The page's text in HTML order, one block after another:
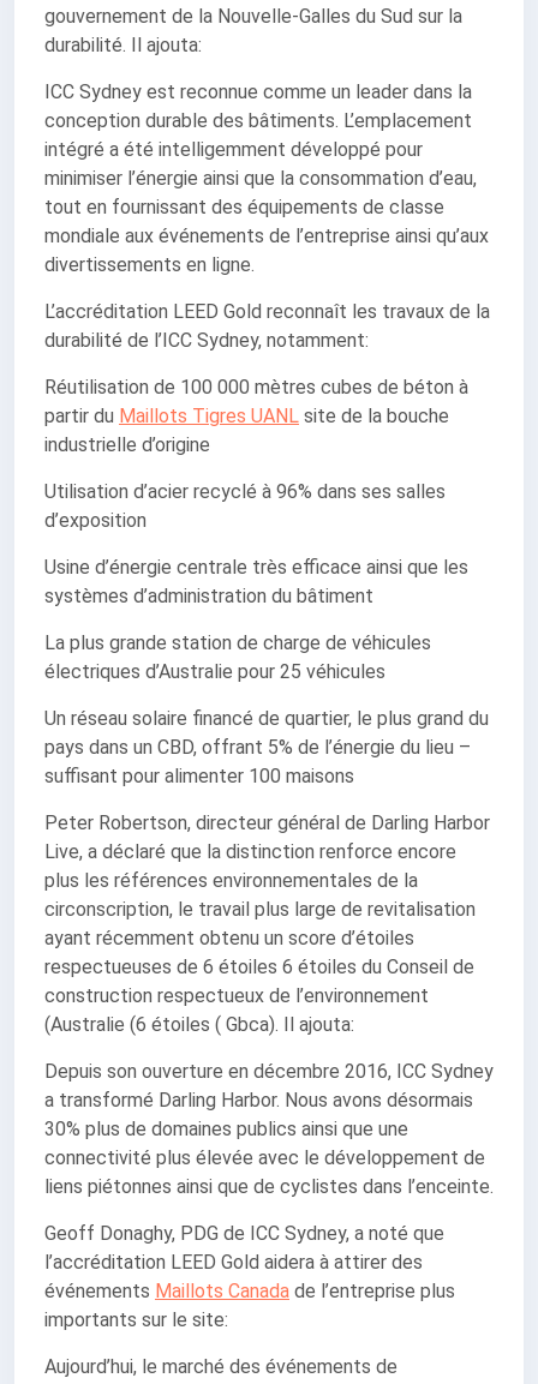
gouvernement de la Nouvelle-Galles du Sud sur la
durabilité. Il ajouta:
ICC Sydney est reconnue comme un leader dans la
conception durable des bâtiments. L’emplacement
intégré a été intelligemment développé pour
minimiser l’énergie ainsi que la consommation d’eau,
tout en fournissant des équipements de classe
mondiale aux événements de l’entreprise ainsi qu’aux
divertissements en ligne.
L’accréditation LEED Gold reconnaît les travaux de la
durabilité de l’ICC Sydney, notamment:
Réutilisation de 100 000 mètres cubes de béton à
partir du Maillots Tigres UANL site de la bouche
industrielle d’origine
Utilisation d’acier recyclé à 96% dans ses salles
d’exposition
Usine d’énergie centrale très efficace ainsi que les
systèmes d’administration du bâtiment
La plus grande station de charge de véhicules
électriques d’Australie pour 25 véhicules
Un réseau solaire financé de quartier, le plus grand du
pays dans un CBD, offrant 5% de l’énergie du lieu –
suffisant pour alimenter 100 maisons
Peter Robertson, directeur général de Darling Harbor
Live, a déclaré que la distinction renforce encore
plus les références environnementales de la
circonscription, le travail plus large de revitalisation
ayant récemment obtenu un score d’étoiles
respectueuses de 6 étoiles 6 étoiles du Conseil de
construction respectueux de l’environnement
(Australie (6 étoiles ( Gbca). Il ajouta:
Depuis son ouverture en décembre 2016, ICC Sydney
a transformé Darling Harbor. Nous avons désormais
30% plus de domaines publics ainsi que une
connectivité plus élevée avec le développement de
liens piétonnes ainsi que de cyclistes dans l’enceinte.
Geoff Donaghy, PDG de ICC Sydney, a noté que
l’accréditation LEED Gold aidera à attirer des
événements Maillots Canada de l’entreprise plus
importants sur le site:
Aujourd’hui, le marché des événements de